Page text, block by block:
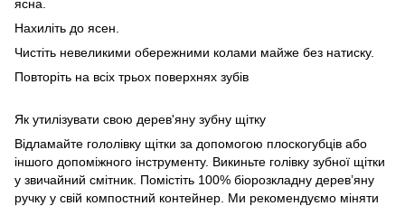
ясна.
Нахиліть до ясен.
Чистіть невеликими обережними колами майже без натиску.
Повторіть на всіх трьох поверхнях зубів
Як утилізувати свою дерев'яну зубну щітку
Відламайте гололівку щітки за допомогою плоскогубців або
іншого допоміжного інструменту. Викиньте голівку зубної щітки
у звичайний смітник. Помістіть 100% біорозкладну дерев’яну
ручку у свій компостний контейнер. Ми рекомендуємо міняти